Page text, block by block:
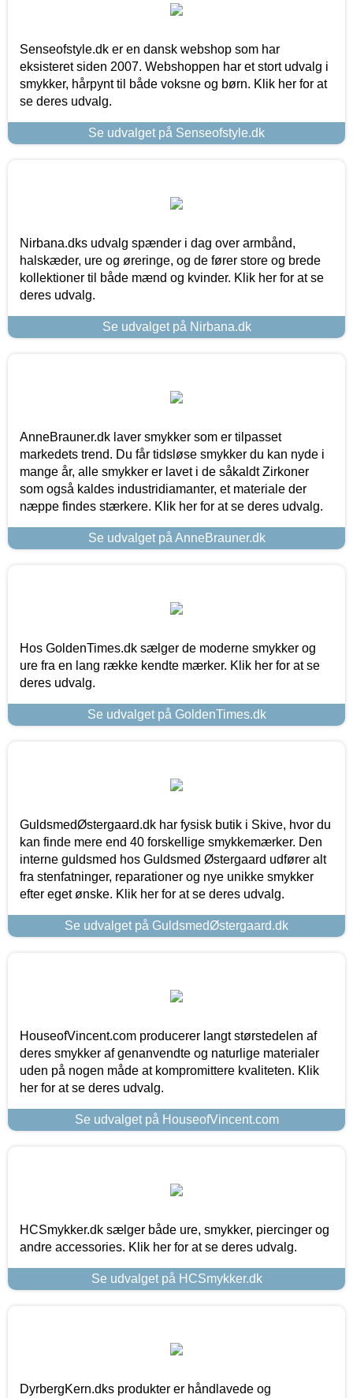
Senseofstyle.dk er en dansk webshop som har
eksisteret siden 2007. Webshoppen har et stort udvalg i
smykker, hårpynt til både voksne og børn. Klik her for at
se deres udvalg.
Se udvalget på Senseofstyle.dk
Nirbana.dks udvalg spænder i dag over armbånd,
halskæder, ure og øreringe, og de fører store og brede
kollektioner til både mænd og kvinder. Klik her for at se
deres udvalg.
Se udvalget på Nirbana.dk
AnneBrauner.dk laver smykker som er tilpasset
markedets trend. Du får tidsløse smykker du kan nyde i
mange år, alle smykker er lavet i de såkaldt Zirkoner
som også kaldes industridiamanter, et materiale der
næppe findes stærkere. Klik her for at se deres udvalg.
Se udvalget på AnneBrauner.dk
Hos GoldenTimes.dk sælger de moderne smykker og
ure fra en lang række kendte mærker. Klik her for at se
deres udvalg.
Se udvalget på GoldenTimes.dk
GuldsmedØstergaard.dk har fysisk butik i Skive, hvor du
kan finde mere end 40 forskellige smykkemærker. Den
interne guldsmed hos Guldsmed Østergaard udfører alt
fra stenfatninger, reparationer og nye unikke smykker
efter eget ønske. Klik her for at se deres udvalg.
Se udvalget på GuldsmedØstergaard.dk
HouseofVincent.com producerer langt størstedelen af
deres smykker af genanvendte og naturlige materialer
uden på nogen måde at kompromittere kvaliteten. Klik
her for at se deres udvalg.
Se udvalget på HouseofVincent.com
HCSmykker.dk sælger både ure, smykker, piercinger og
andre accessories. Klik her for at se deres udvalg.
Se udvalget på HCSmykker.dk
DyrbergKern.dks produkter er håndlavede og